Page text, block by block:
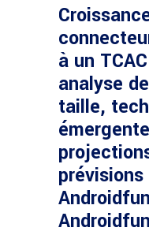
à un
analyse
taille,